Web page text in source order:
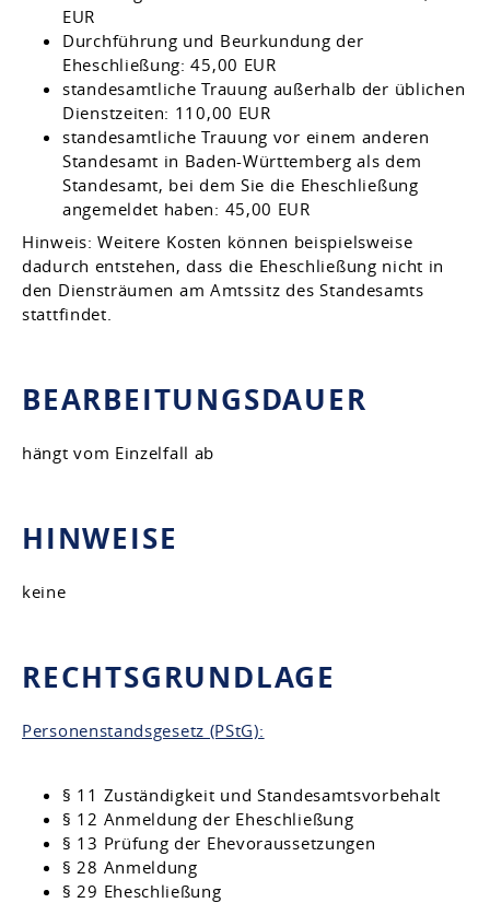
EUR
Durchführung und Beurkundung der
Eheschließung: 45,00 EUR
standesamtliche Trauung außerhalb der üblichen
Dienstzeiten: 110,00 EUR
standesamtliche Trauung vor einem anderen
Standesamt in Baden-Württemberg als dem
Standesamt, bei dem Sie die Eheschließung
angemeldet haben: 45,00 EUR
Hinweis: Weitere Kosten können beispielsweise
dadurch entstehen, dass die Eheschließung nicht in
den Diensträumen am Amtssitz des Standesamts
stattfindet.
BEARBEITUNGSDAUER
hängt vom Einzelfall ab
HINWEISE
keine
RECHTSGRUNDLAGE
Personenstandsgesetz (PStG):
§ 11 Zuständigkeit und Standesamtsvorbehalt
§ 12 Anmeldung der Eheschließung
§ 13 Prüfung der Ehevoraussetzungen
§ 28 Anmeldung
§ 29 Eheschließung